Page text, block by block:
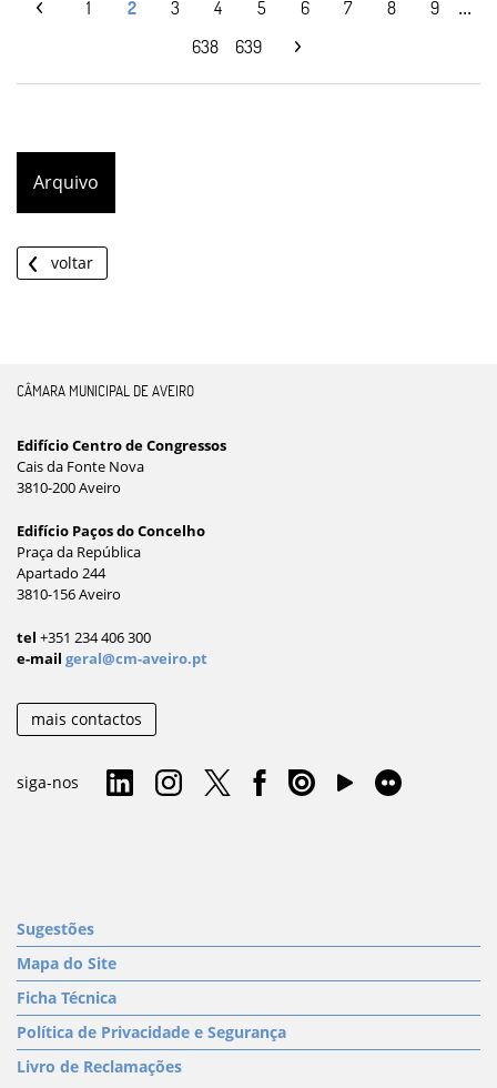
1 2 3 4 5 6 7 8 9 ...
638 639
Arquivo
voltar
CÂMARA MUNICIPAL DE AVEIRO
Edifício Centro de Congressos
Cais da Fonte Nova
3810-200 Aveiro
Edifício Paços do Concelho
Praça da República
Apartado 244
3810-156 Aveiro
tel +351 234 406 300
e-mail geral@cm-aveiro.pt
mais contactos
siga-nos
Sugestões
Mapa do Site
Ficha Técnica
Política de Privacidade e Segurança
Livro de Reclamações